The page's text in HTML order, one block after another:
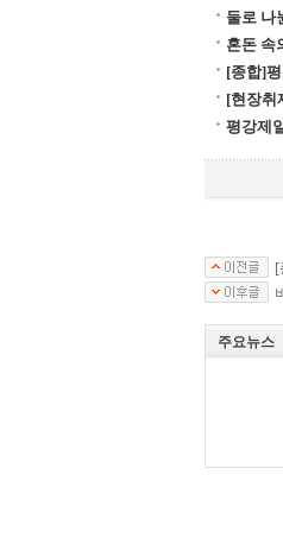
둘로 나
혼돈 속
[종합]
[현장취
평강제
[
주요뉴스